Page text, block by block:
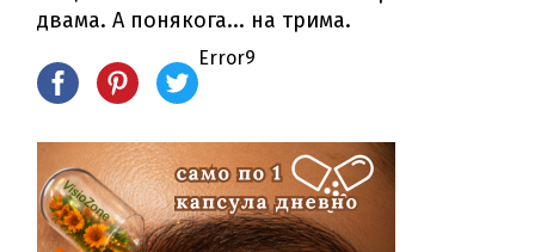
двама. А понякога... на трима.
Error9